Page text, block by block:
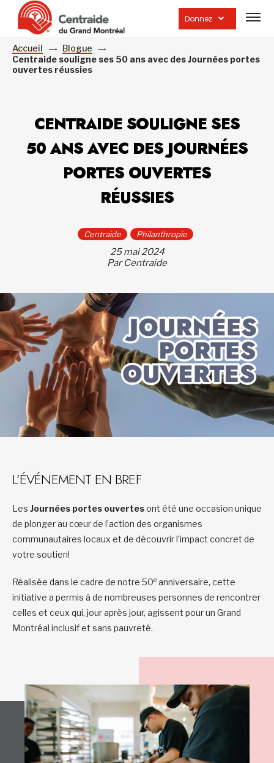
Donnez
la
Accueil
Blogue
Centraide souligne ses 50 ans avec des Journées portes
ouvertes réussies
CENTRAIDE SOULIGNE SES
50 ANS AVEC DES JOURNÉES
PORTES OUVERTES
RÉUSSIES
Centraide Philanthropie
25 mai 2024
Par Centraide
L’ÉVÉNEMENT EN BREF
Les Journées portes ouvertesont été une occasion unique
de plonger au cœur de l’action des organismes
communautaires locaux et de découvrir l’impact concret de
votre soutien!
Réalisée dans le cadre de notre 50e anniversaire, cette
initiative a permis à de nombreuses personnes de rencontrer
celles et ceux qui, jour après jour, agissent pour un Grand
Montréal inclusif et sans pauvreté.